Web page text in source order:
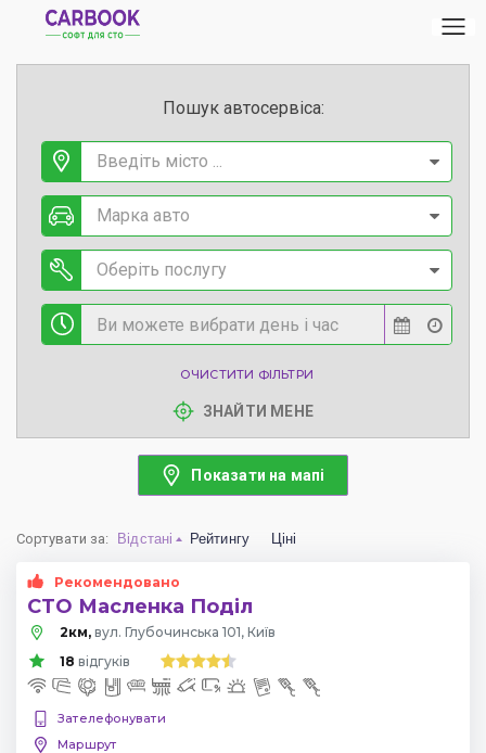
Пошук автосервіса:
Введіть місто ...
Марка авто
Оберіть послугу
ОЧИСТИТИ ФІЛЬТРИ
ЗНАЙТИ МЕНЕ
Показати на мапі
Сортувати за: Відстані Рейтингу Ціні
Рекомендовано
СТО Масленка Поділ
2км, вул. Глубочинська 101, Київ
18 відгуків
Зателефонувати
Маршрут